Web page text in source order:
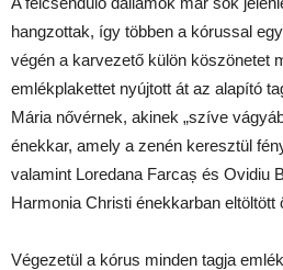
hangzottak, így többen a kórussal
végén a karvezető külön köszönetet
emlékplakettet nyújtott át az alapító
Mária nővérnek, akinek „szíve
énekkar, amely a zenén keresztül
valamint Loredana Farcaș és Ovidiu
Harmonia Christi énekkarban eltöltött
Végezetül a kórus minden tagja